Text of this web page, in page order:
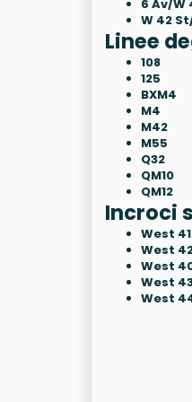
6 Av/W
W 42
Linee
108
125
BXM4
M4
M42
M55
Q32
QM10
QM12
Incroci
West
West
West
West
West